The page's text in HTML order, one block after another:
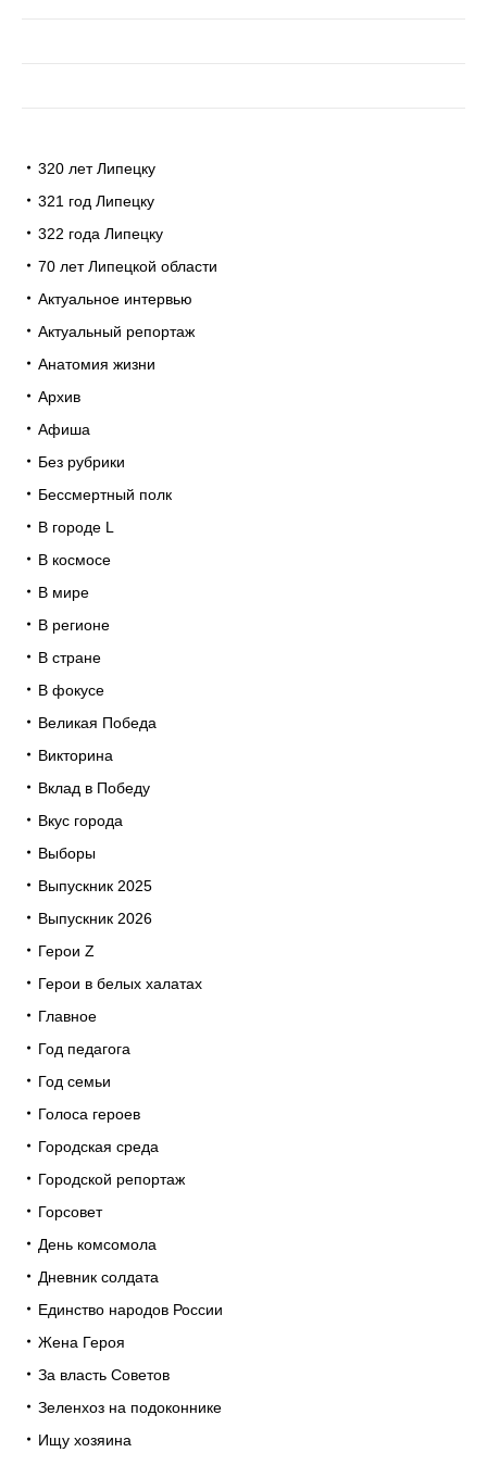
320 лет Липецку
321 год Липецку
322 года Липецку
70 лет Липецкой области
Актуальное интервью
Актуальный репортаж
Анатомия жизни
Архив
Афиша
Без рубрики
Бессмертный полк
В городе L
В космосе
В мире
В регионе
В стране
В фокусе
Великая Победа
Викторина
Вклад в Победу
Вкус города
Выборы
Выпускник 2025
Выпускник 2026
Герои Z
Герои в белых халатах
Главное
Год педагога
Год семьи
Голоса героев
Городская среда
Городской репортаж
Горсовет
День комсомола
Дневник солдата
Единство народов России
Жена Героя
За власть Советов
Зеленхоз на подоконнике
Ищу хозяина